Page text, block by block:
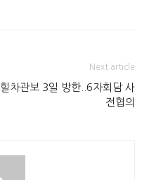
Next article
힐차관보 3일 방한..6자회담 사
전협의